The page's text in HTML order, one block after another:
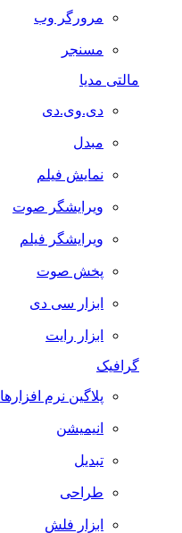
مرورگر وب
مسنجر
مالتی مدیا
دی.وی.دی
مبدل
نمایش فیلم
ویرایشگر صوت
ویرایشگر فیلم
پخش صوت
ابزار سی دی
ابزار رایت
گرافیک
پلاگین نرم افزارها
انیمیشن
تبدیل
طراحی
ابزار فلش